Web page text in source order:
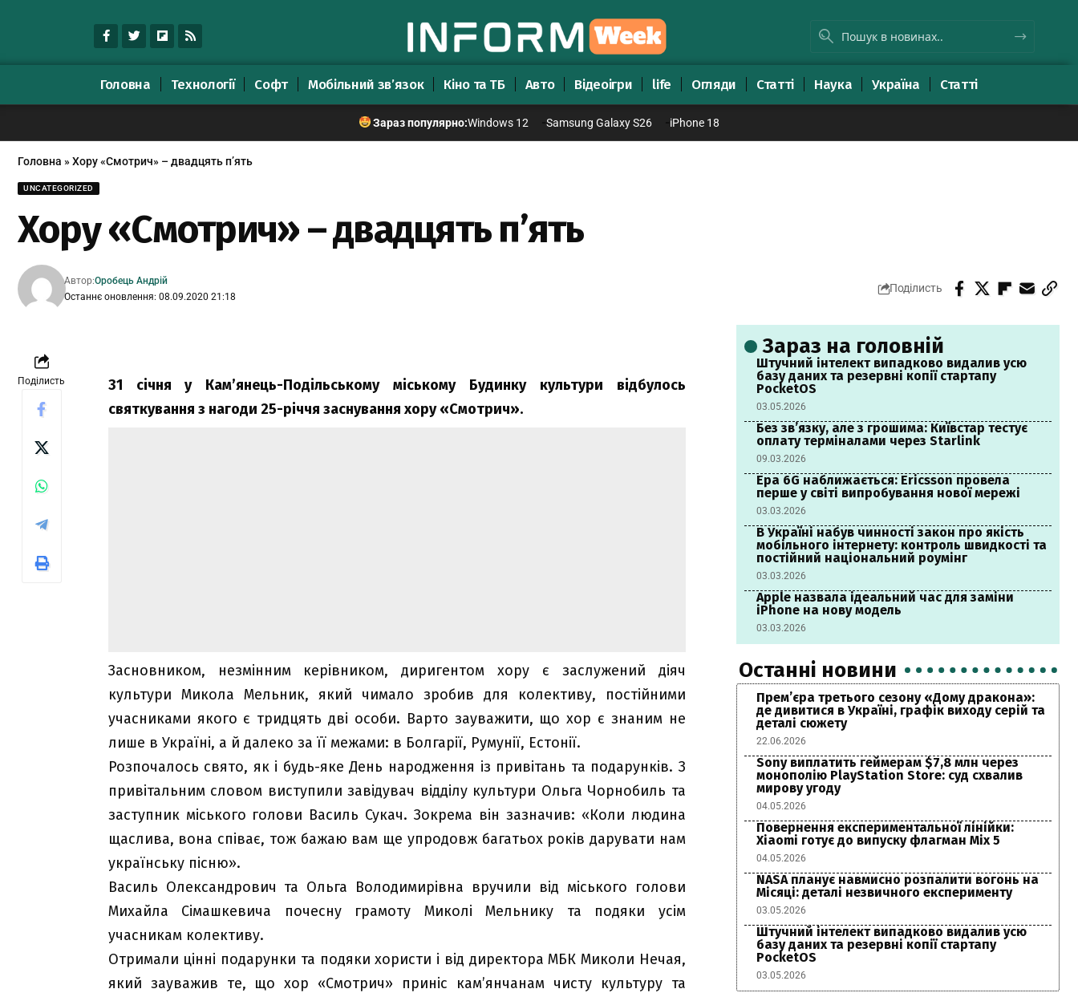
Головна Технології Софт Мобільний зв’язок Кіно та ТБ Авто Відеоігри life Огляди Статті Наука Україна Статті
Зараз популярно:Windows 12 Samsung Galaxy S26 iPhone 18
Головна »Хору «Смотрич» – двадцять п’ять
UNCATEGORIZED
Хору «Смотрич» – двадцять п’ять
Останнє оновлення: 08.09.2020 21:18
Автор:Оробець Андрій
Поділисть
Поділисть
31 січня у Кам’янець-Подільському міському Будинку культури відбулось
святкування з нагоди 25-річчя заснування хору «Смотрич».
Засновником, незмінним керівником, диригентом хору є заслужений діяч
культури Микола Мельник, який чимало зробив для колективу, постійними
учасниками якого є тридцять дві особи. Варто зауважити, що хор є знаним не
лише в Україні, а й далеко за її межами: в Болгарії, Румунії, Естонії.
Розпочалось свято, як і будь-яке День народження із привітань та подарунків. З
привітальним словом виступили завідувач відділу культури Ольга Чорнобиль та
заступник міського голови Василь Сукач. Зокрема він зазначив: «Коли людина
щаслива, вона співає, тож бажаю вам ще упродовж багатьох років дарувати нам
українську пісню».
Василь Олександрович та Ольга Володимирівна вручили від міського голови
Михайла Сімашкевича почесну грамоту Миколі Мельнику та подяки усім
учасникам колективу.
Отримали цінні подарунки та подяки хористи і від директора МБК Миколи Нечая,
який зауважив те, що хор «Смотрич» приніс кам’янчанам чисту культуру та
Зараз на головній
Штучний інтелект випадково видалив усю
базу даних та резервні копії стартапу
PocketOS
03.05.2026
Без зв’язку, але з грошима: Київстар тестує
оплату терміналами через Starlink
09.03.2026
Ера 6G наближається: Ericsson провела
перше у світі випробування нової мережі
03.03.2026
В Україні набув чинності закон про якість
мобільного інтернету: контроль швидкості та
постійний національний роумінг
03.03.2026
Apple назвала ідеальний час для заміни
iPhone на нову модель
03.03.2026
Останні новини
Прем’єра третього сезону «Дому дракона»:
де дивитися в Україні, графік виходу серій та
деталі сюжету
22.06.2026
Sony виплатить геймерам $7,8 млн через
монополію PlayStation Store: суд схвалив
мирову угоду
04.05.2026
Повернення експериментальної лінійки:
Xiaomi готує до випуску флагман Mix 5
04.05.2026
NASA планує навмисно розпалити вогонь на
Місяці: деталі незвичного експерименту
03.05.2026
Штучний інтелект випадково видалив усю
базу даних та резервні копії стартапу
PocketOS
03.05.2026